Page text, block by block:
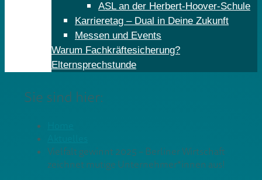
ASL an der Herbert-Hoover-Schule
Karrieretag – Dual in Deine Zukunft
Messen und Events
Warum Fachkräftesicherung?
Elternsprechstunde
Sie sind hier:
Vielfalt gewinnt 2025 – Berliner Wirtschaft
zeichnet mutige Unternehmer*innen aus!